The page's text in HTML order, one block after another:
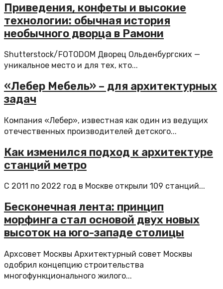
Приведения, конфеты и высокие
технологии: обычная история
необычного дворца в Рамони
Shutterstock/FOTODOM Дворец Ольденбургских —
уникальное место и для тех, кто...
«Лебер Мебель» – для архитектурных
задач
Компания «Лебер», известная как один из ведущих
отечественных производителей детского...
Как изменился подход к архитектуре
станций метро
С 2011 по 2022 год в Москве открыли 109 станций...
Бесконечная лента: принцип
морфинга стал основой двух новых
высоток на юго-западе столицы
Архсовет Москвы Архитектурный совет Москвы
одобрил концепцию строительства
многофункционального жилого...